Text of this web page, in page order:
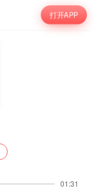
打开APP
01:31